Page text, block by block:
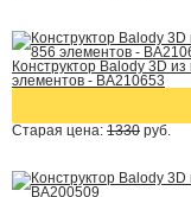
Конструктор Balody 3D
элементов - BA210653
Старая цена: 1330 руб.